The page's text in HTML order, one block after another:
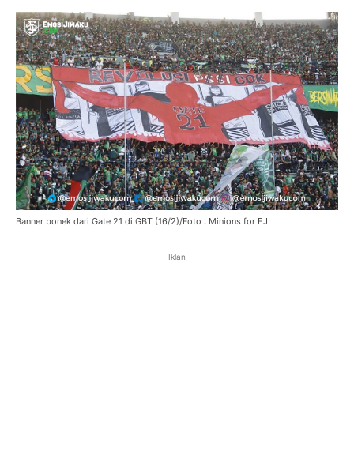
Banner bonek dari Gate 21 di GBT (16/2)/Foto : Minions for EJ
Iklan